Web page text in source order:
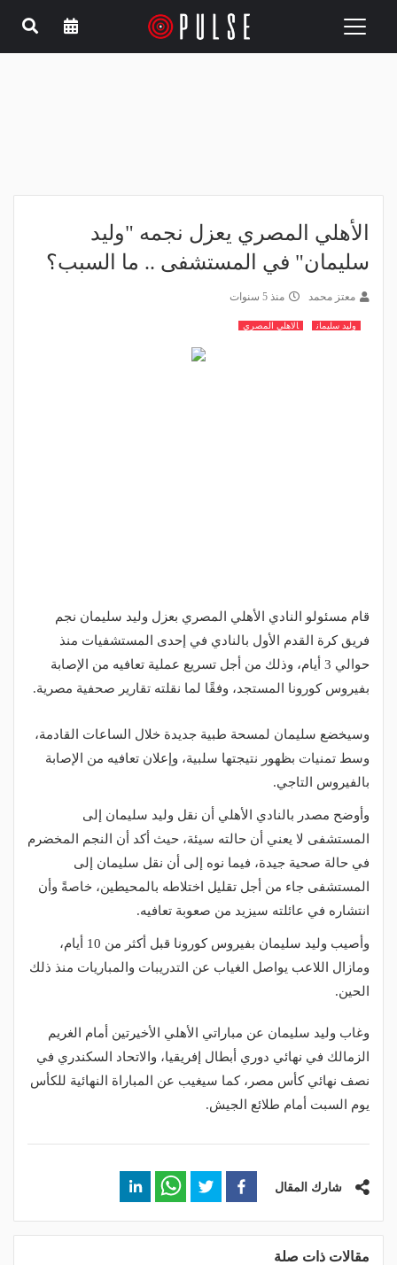
Toggle
الأهلي المصري يعزل نجمه "وليد
سليمان" في المستشفى .. ما السبب؟
معتز محمد منذ 5 سنوات
وليد سليمان الاهلي المصري
قام مسئولو النادي الأهلي المصري بعزل وليد سليمان نجم
فريق كرة القدم الأول بالنادي في إحدى المستشفيات منذ
حوالي 3 أيام، وذلك من أجل تسريع عملية تعافيه من الإصابة
بفيروس كورونا المستجد، وفقًا لما نقلته تقارير صحفية مصرية.
وسيخضع سليمان لمسحة طبية جديدة خلال الساعات القادمة،
وسط تمنيات بظهور نتيجتها سلبية، وإعلان تعافيه من الإصابة
بالفيروس التاجي.
وأوضح مصدر بالنادي الأهلي أن نقل وليد سليمان إلى
المستشفى لا يعني أن حالته سيئة، حيث أكد أن النجم المخضرم
في حالة صحية جيدة، فيما نوه إلى أن نقل سليمان إلى
المستشفى جاء من أجل تقليل اختلاطه بالمحيطين، خاصةً وأن
انتشاره في عائلته سيزيد من صعوبة تعافيه.
وأصيب وليد سليمان بفيروس كورونا قبل أكثر من 10 أيام،
ومازال اللاعب يواصل الغياب عن التدريبات والمباريات منذ ذلك
الحين.
وغاب وليد سليمان عن مباراتي الأهلي الأخيرتين أمام الغريم
الزمالك في نهائي دوري أبطال إفريقيا، والاتحاد السكندري في
نصف نهائي كأس مصر، كما سيغيب عن المباراة النهائية للكأس
يوم السبت أمام طلائع الجيش.
شارك المقال
مقالات ذات صلة